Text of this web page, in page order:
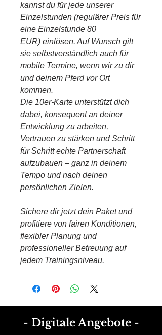
kannst du für jede unserer
Einzelstunden (regulärer Preis für
eine Einzelstunde 80
EUR) einlösen. Auf Wunsch gilt
sie selbstverständlich auch für
mobile Termine, wenn wir zu dir
und deinem Pferd vor Ort
kommen.
Die 10er-Karte unterstützt dich
dabei, konsequent an deiner
Entwicklung zu arbeiten,
Vertrauen zu stärken und Schritt
für Schritt echte Partnerschaft
aufzubauen – ganz in deinem
Tempo und nach deinen
persönlichen Zielen.
Sichere dir jetzt dein Paket und
profitiere von fairen Konditionen,
flexibler Planung und
professioneller Betreuung auf
jedem Trainingsniveau.
- Digitale Angebote -